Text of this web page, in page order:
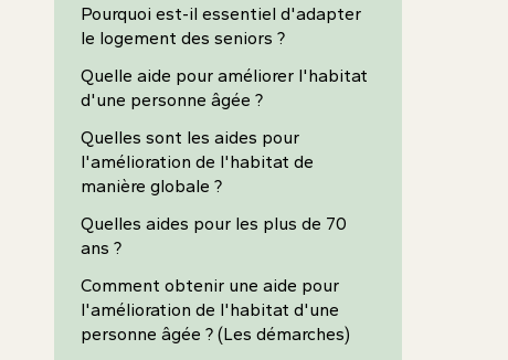
Pourquoi est-il essentiel d'adapter
le logement des seniors ?
Quelle aide pour améliorer l'habitat
d'une personne âgée ?
Quelles sont les aides pour
l'amélioration de l'habitat de
manière globale ?
Quelles aides pour les plus de 70
ans ?
Comment obtenir une aide pour
l'amélioration de l'habitat d'une
personne âgée ? (Les démarches)